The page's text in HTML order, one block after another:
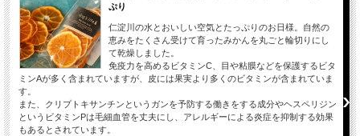
ぷり
仁淀川の水とおいしい空気とたっぷりのお日様。自然の
恵みをたくさん受けて育ったみかんを丸ごと輪切りにし
て乾燥しました。
免疫力を高めるビタミンC、目や粘膜などを保護するビタ
ミンAが多く含まれていますが、皮には果実より多くのビタミンが含まれていま
す。
また、クリプトキサンチンというガンを予防する働きをする成分やヘスペリジン
というビタミンPは毛細血管を丈夫にし、アレルギーによる炎症を抑制する効果
もあるとされています。